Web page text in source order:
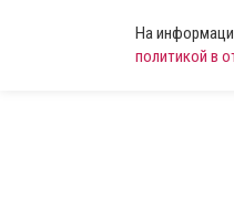
На
политикой в